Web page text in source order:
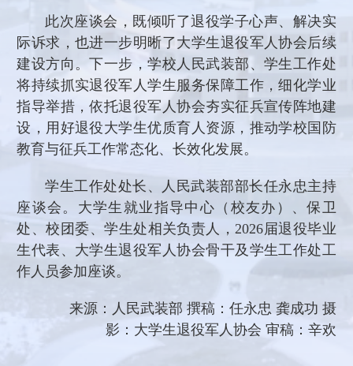
此次座谈会，既倾听了退役学子心声、解决实
际诉求，也进一步明晰了大学生退役军人协会后续
建设方向。下一步，学校人民武装部、学生工作处
将持续抓实退役军人学生服务保障工作，细化学业
指导举措，依托退役军人协会夯实征兵宣传阵地建
设，用好退役大学生优质育人资源，推动学校国防
教育与征兵工作常态化、长效化发展。
学生工作处处长、人民武装部部长任永忠主持
座谈会。大学生就业指导中心（校友办）、保卫
处、校团委、学生处相关负责人，2026届退役毕业
生代表、大学生退役军人协会骨干及学生工作处工
作人员参加座谈。
来源：人民武装部 撰稿：任永忠 龚成功 摄
影：大学生退役军人协会 审稿：辛欢